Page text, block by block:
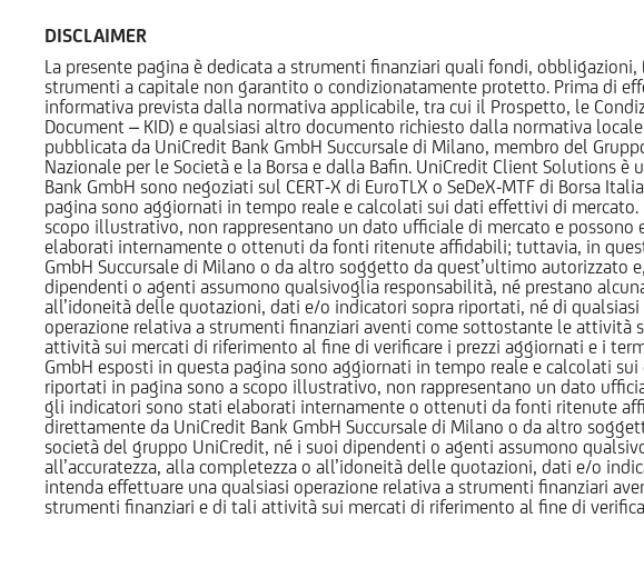
DISCLAIMER
La presente pagina è dedicata a strumenti finanziari quali fondi,
strumenti a capitale non garantito o condizionatamente protetto. Prima di
informativa prevista dalla normativa applicabile, tra cui il Prospetto, le
Document – KID) e qualsiasi altro documento richiesto dalla normativa
pubblicata da UniCredit Bank GmbH Succursale di Milano, membro del
Nazionale per le Società e la Borsa e dalla Bafin. UniCredit Client Solutions
Bank GmbH sono negoziati sul CERT-X di EuroTLX o SeDeX-MTF di Borsa
pagina sono aggiornati in tempo reale e calcolati sui dati effettivi di
scopo illustrativo, non rappresentano un dato ufficiale di mercato e
elaborati internamente o ottenuti da fonti ritenute affidabili; tuttavia, in
GmbH Succursale di Milano o da altro soggetto da quest’ultimo autorizzato
dipendenti o agenti assumono qualsivoglia responsabilità, né prestano
all’idoneità delle quotazioni, dati e/o indicatori sopra riportati, né di
operazione relativa a strumenti finanziari aventi come sottostante le
attività sui mercati di riferimento al fine di verificare i prezzi aggiornati e i
GmbH esposti in questa pagina sono aggiornati in tempo reale e calcolati
riportati in pagina sono a scopo illustrativo, non rappresentano un dato
gli indicatori sono stati elaborati internamente o ottenuti da fonti ritenute
direttamente da UniCredit Bank GmbH Succursale di Milano o da altro
società del gruppo UniCredit, né i suoi dipendenti o agenti assumono
all’accuratezza, alla completezza o all’idoneità delle quotazioni, dati e/o
intenda effettuare una qualsiasi operazione relativa a strumenti finanziari
strumenti finanziari e di tali attività sui mercati di riferimento al fine di